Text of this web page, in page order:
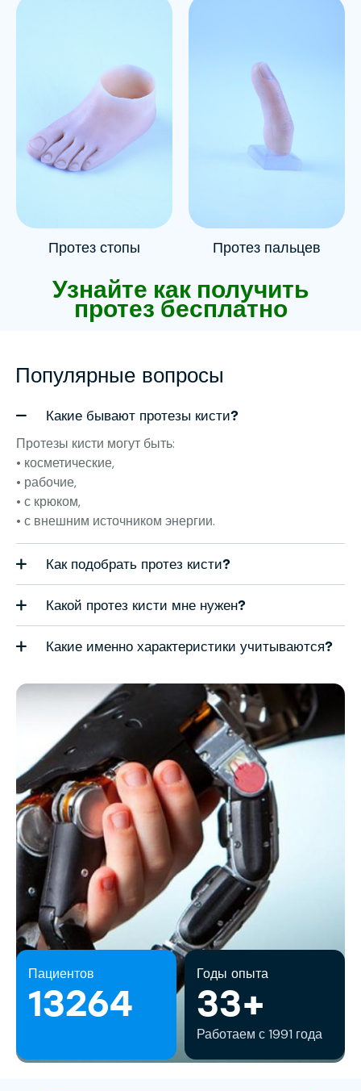
Протез стопы Протез пальцев
Узнайте как получить
протез бесплатно
Популярные вопросы
Какие бывают протезы кисти?
Протезы кисти могут быть:
• косметические,
• рабочие,
• с крюком,
• с внешним источником энергии.
Как подобрать протез кисти?
Какой протез кисти мне нужен?
Какие именно характеристики учитываются?
Пациентов
13264
Годы опыта
33+
Работаем с 1991 года